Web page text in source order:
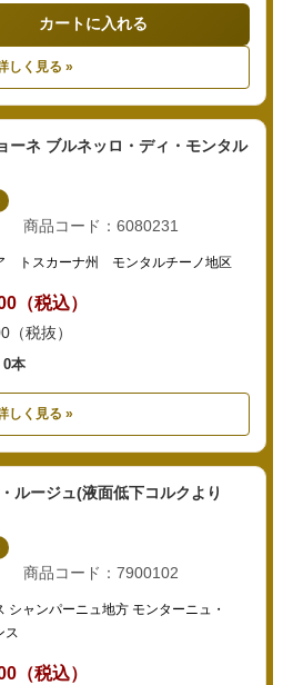
カートに入れる
しく見る »
ーネ ブルネッロ・ディ・モンタル
商品コード：6080231
トスカーナ州 モンタルチーノ地区
（税込）
（税抜）
0本
しく見る »
ルージュ(液面低下コルクより
商品コード：7900102
シャンパーニュ地方 モンターニュ・
ス
（税込）